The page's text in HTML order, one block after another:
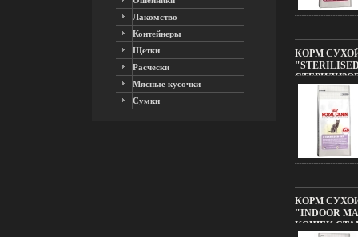
Лакомство
Контейнеры
Щетки
Расчески
Мясные кусочки
Сумки
КОРМ СУХОЙ
10 КГ
УПАКОВКИ
КОРМ СУХОЙ
"INDOOR
КОШЕК